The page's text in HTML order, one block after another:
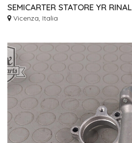
SEMICARTER STATORE YR
Vicenza, Italia